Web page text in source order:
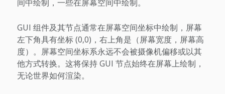
间中绘制，一些在屏幕空间中绘制。
GUI 组件及其节点通常在屏幕空间坐标中绘制，屏幕
左下角具有坐标 (0,0)，右上角是（屏幕宽度，屏幕高
度）。屏幕空间坐标系永远不会被摄像机偏移或以其
他方式转换。这将保持 GUI 节点始终在屏幕上绘制，
无论世界如何渲染。